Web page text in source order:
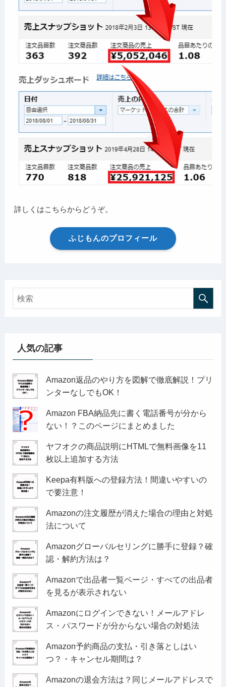
詳しくはこちらからどうぞ。
ふじもんのプロフィール
人気の記事
Amazon返品のやり方を図解で徹底解説！プリ
ンターなしでもOK！
Amazon FBA納品先に書く電話番号が分から
ない！？このページにまとめました
ヤフオクの商品説明にHTMLで無料画像を11
枚以上追加する方法
Keepa有料版への登録方法！間違いやすいの
で要注意！
Amazonの注文履歴が消えた場合の理由と対処
法について
Amazonグローバルセリングに勝手に登録？確
認・解約方法は？
Amazonで出品者一覧ページ・すべての出品者
を見るが表示されない
Amazonにログインできない！メールアドレ
ス・パスワードが分からない場合の対処法
Amazon予約商品の支払・引き落としはい
つ？・キャンセル期間は？
Amazonの退会方法は？同じメールアドレスで